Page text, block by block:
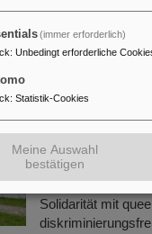
Ionenstrahlen
Studie markiert
Mehr »
GSI/FAIR
Anlässlich des
GSI- und FAIR-
Sichtbarkeit
Solidarität mit
(immer erforderlich)
: Unbedingt erforderliche
: Statistik-Cookies
Meine Auswahl
bestätigen